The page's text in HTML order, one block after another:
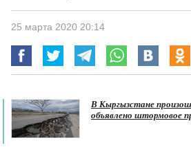
25 марта 2020 20:14
В Кыргызстане
объявлено штормовое